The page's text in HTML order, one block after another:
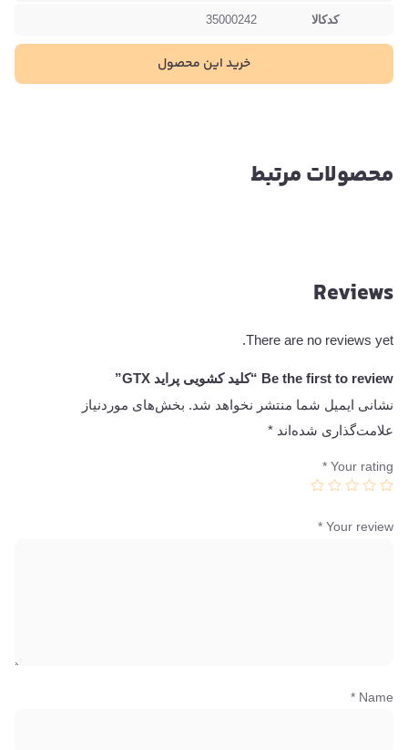
کدکالا 35000242
خرید این محصول
محصولات مرتبط
Reviews
There are no reviews yet.
Be the first to review “کلید کشویی پراید GTX”
نشانی ایمیل شما منتشر نخواهد شد. بخش‌های موردنیاز
علامت‌گذاری شده‌اند *
Your rating
*
Your review
*
Name
*